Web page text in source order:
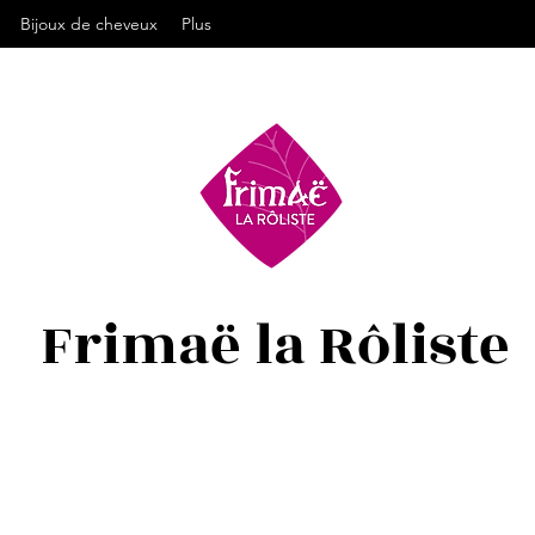
Bijoux de cheveux Plus
Frimaë la Rôliste